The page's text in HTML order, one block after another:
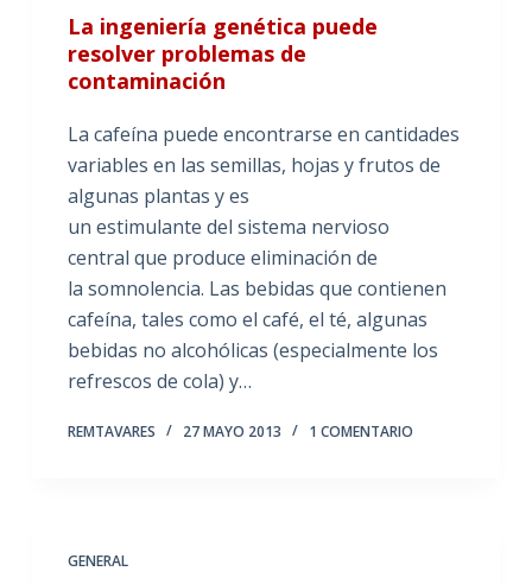
La ingeniería genética puede
resolver problemas de
contaminación
La cafeína puede encontrarse en cantidades
variables en las semillas, hojas y frutos de
algunas plantas y es
un estimulante del sistema nervioso
central que produce eliminación de
la somnolencia. Las bebidas que contienen
cafeína, tales como el café, el té, algunas
bebidas no alcohólicas (especialmente los
refrescos de cola) y…
REMTAVARES 27 MAYO 2013 1 COMENTARIO
GENERAL